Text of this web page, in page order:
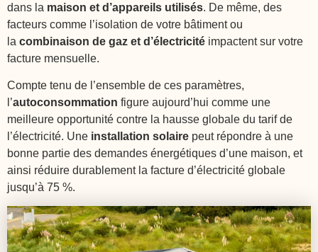
dans la maison et d’appareils utilisés. De même, des
facteurs comme l’isolation de votre bâtiment ou
la combinaison de gaz et d’électricité impactent sur votre
facture mensuelle.
Compte tenu de l’ensemble de ces paramètres,
l’autoconsommation figure aujourd’hui comme une
meilleure opportunité contre la hausse globale du tarif de
l’électricité. Une installation solaire peut répondre à une
bonne partie des demandes énergétiques d’une maison, et
ainsi réduire durablement la facture d’électricité globale
jusqu’à 75 %.